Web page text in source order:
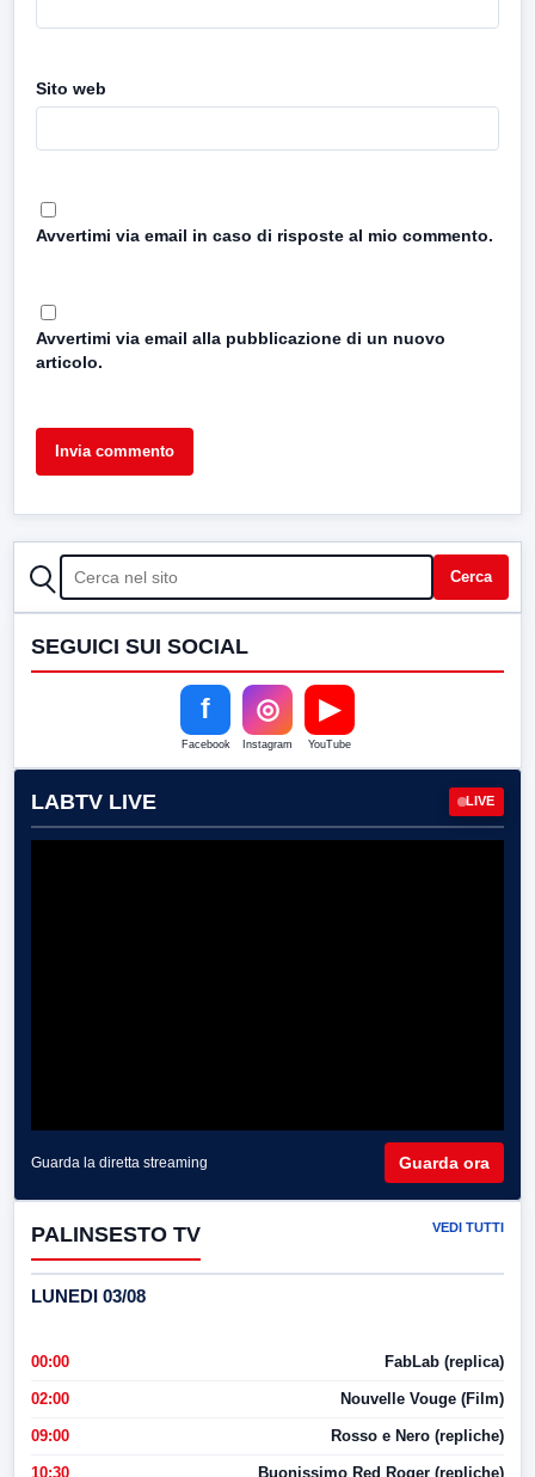
Sito web
Avvertimi via email in caso di risposte al mio commento.
Avvertimi via email alla pubblicazione di un nuovo
articolo.
CERCA Cerca
SEGUICI SUI SOCIAL
f
Facebook
◎
Instagram
▶
YouTube
LABTV LIVE LIVE
Guarda la diretta streaming Guarda ora
PALINSESTO TV VEDI TUTTI
LUNEDI 03/08
00:00 FabLab (replica)
02:00 Nouvelle Vouge (Film)
09:00 Rosso e Nero (repliche)
10:30 Buonissimo Red Roger (repliche)